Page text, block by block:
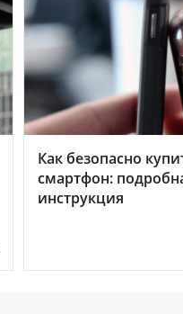
Как безопасно
смартфон:
инструкция